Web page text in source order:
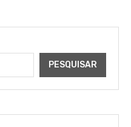
PESQUISAR